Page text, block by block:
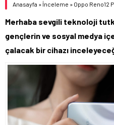
Anasayfa » İnceleme » Oppo Reno12
Merhaba sevgili teknoloji
gençlerin ve sosyal medya
çalacak bir cihazı